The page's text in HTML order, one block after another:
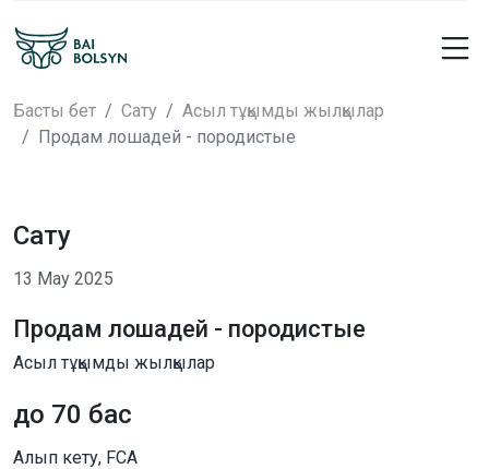
Басты бет Сату
Асыл тұқымды жылқылар
Продам лошадей - породистые
Сату
13 Мау 2025
Продам лошадей - породистые
Асыл тұқымды жылқылар
до 70 бас
Алып кету, FCA